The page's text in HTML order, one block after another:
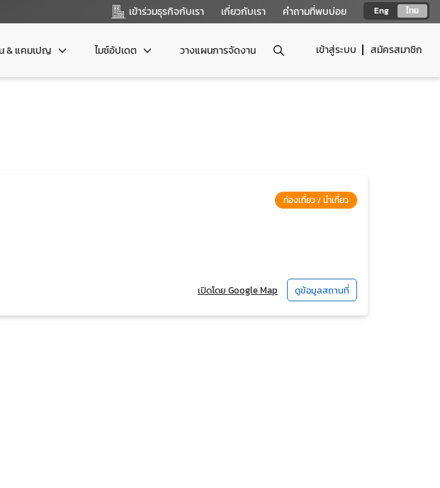
Eng ไทย
เข้าร่วมธุรกิจกับเรา เกี่ยวกับเรา คำถามที่พบบ่อย
เข้าสู่ระบบ สมัครสมาชิก
& แคมเปญ ไมซ์อัปเดต วางแผนการจัดงาน
ท่องเที่ยว / นำเที่ยว
เปิดโดย Google Map ดูข้อมูลสถานที่